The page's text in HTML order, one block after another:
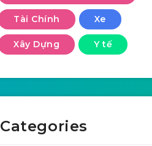
Tài Chính Xe
Xây Dựng Y tế
Categories